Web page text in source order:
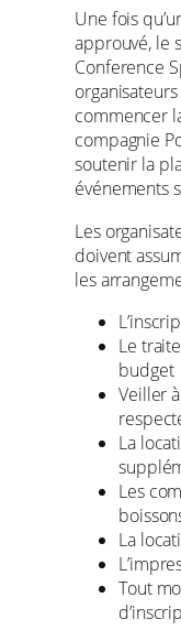
Une fois
approuvé, le
Conference
commencer
compagnie
soutenir la
événements
Les
doivent
les
Le
budget
Veiller
La
Les
La
Tout